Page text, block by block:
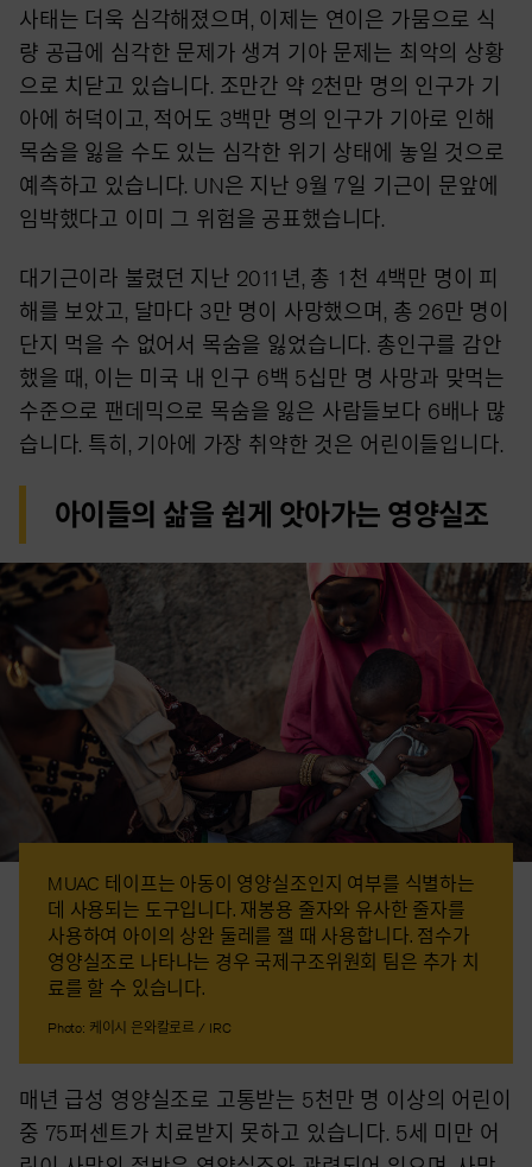
사태는 더욱 심각해졌으며, 이제는 연이은 가뭄으로 식
량 공급에 심각한 문제가 생겨 기아 문제는 최악의 상황
으로 치닫고 있습니다. 조만간 약 2천만 명의 인구가 기
아에 허덕이고, 적어도 3백만 명의 인구가 기아로 인해
목숨을 잃을 수도 있는 심각한 위기 상태에 놓일 것으로
예측하고 있습니다. UN은 지난 9월 7일 기근이 문앞에
임박했다고 이미 그 위험을 공표했습니다.
대기근이라 불렸던 지난 2011년, 총 1천 4백만 명이 피
해를 보았고, 달마다 3만 명이 사망했으며, 총 26만 명이
단지 먹을 수 없어서 목숨을 잃었습니다. 총인구를 감안
했을 때, 이는 미국 내 인구 6백 5십만 명 사망과 맞먹는
수준으로 팬데믹으로 목숨을 잃은 사람들보다 6배나 많
습니다. 특히, 기아에 가장 취약한 것은 어린이들입니다.
아이들의 삶을 쉽게 앗아가는 영양실조
MUAC 테이프는 아동이 영양실조인지 여부를 식별하는
데 사용되는 도구입니다. 재봉용 줄자와 유사한 줄자를
사용하여 아이의 상완 둘레를 잴 때 사용합니다. 점수가
영양실조로 나타나는 경우 국제구조위원회 팀은 추가 치
료를 할 수 있습니다.
Photo: 케이시 은와칼로르 / IRC
매년 급성 영양실조로 고통받는 5천만 명 이상의 어린이
중 75퍼센트가 치료받지 못하고 있습니다. 5세 미만 어